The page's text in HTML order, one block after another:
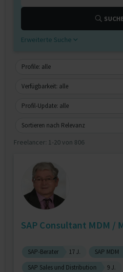
Erweiterte Suche
Profile: alle
Verfügbarkeit: alle
Profil-Update: alle
Sortieren nach Relevanz
Freelancer: 1-20 von 806
SAP Consultant MDM /
SAP-Berater 17 J. SAP MDM
SAP Sales und Distribution
9 J.